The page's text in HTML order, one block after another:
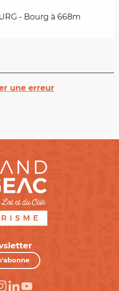
- Bourg à 668m
une erreur